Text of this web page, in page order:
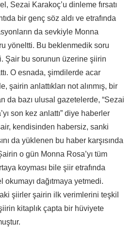
Sezai Karakoç’u dinleme fırsatı
bir genç söz aldı ve etrafında
da sevkiyle Monna
yöneltti. Bu beklenmedik soru
Şair bu sorunun üzerine şiirin
O esnada, şimdilerde acar
şairin anlattıkları not alınmış, bir
da bazı ulusal gazetelerde, “Sezai
son kez anlattı” diye haberler
kendisinden habersiz, sanki
da yüklenen bu haber karşısında
o gün Monna Rosa’yı tüm
koyması bile şiir etrafında
dağıtmaya yetmedi.
şiirler şairin ilk verimlerini teşkil
kitaplık çapta bir hüviyete